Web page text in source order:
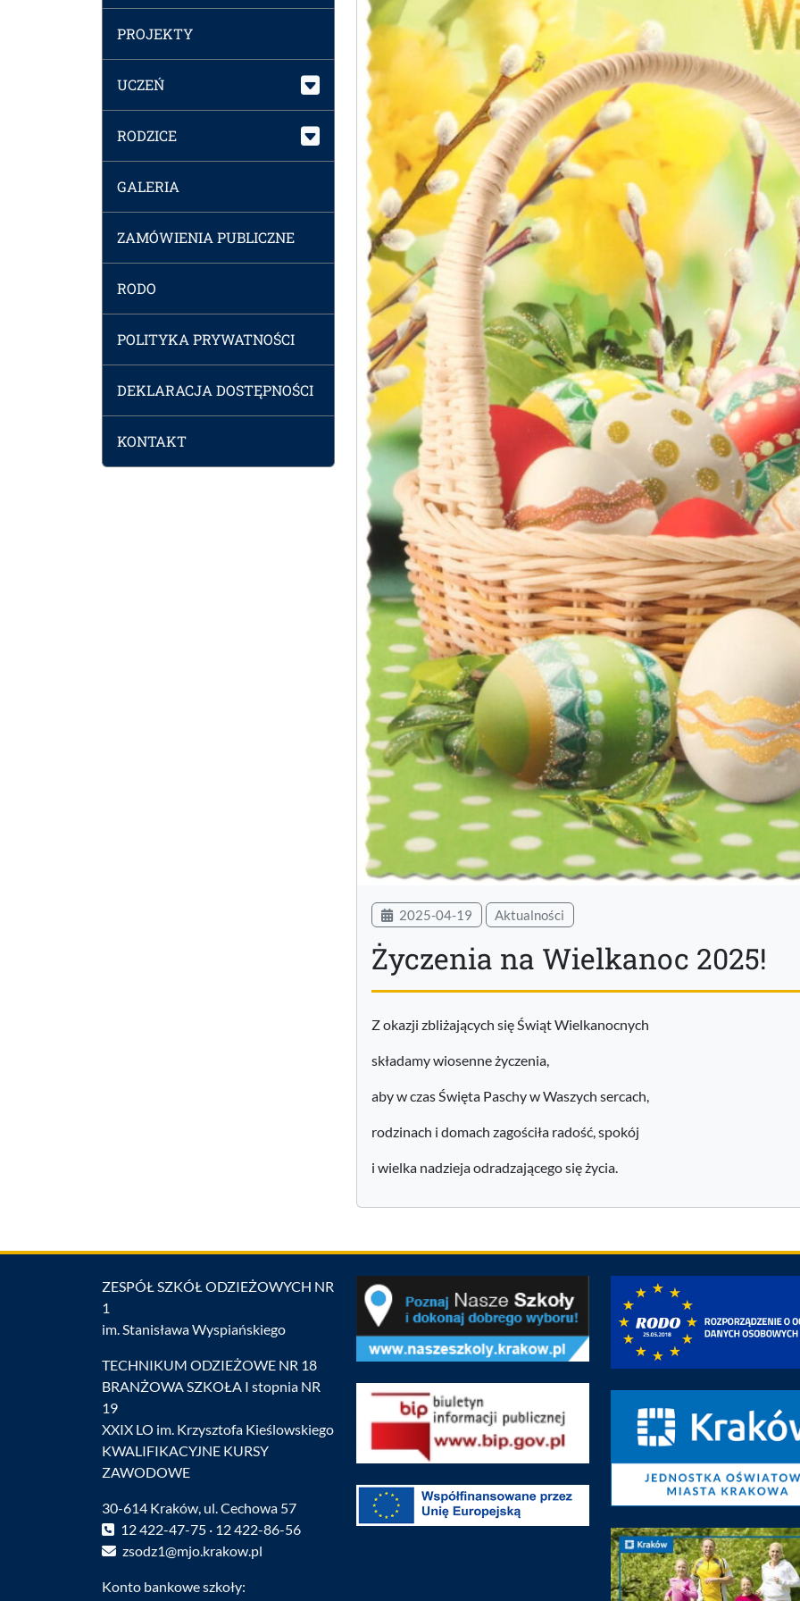
PROJEKTY
UCZEŃ
RODZICE
GALERIA
ZAMÓWIENIA PUBLICZNE
RODO
POLITYKA PRYWATNOŚCI
DEKLARACJA DOSTĘPNOŚCI
KONTAKT
2025-04-19 Aktualności
Życzenia na Wielkanoc 2025!
Z okazji zbliżających się Świąt Wielkanocnych
składamy wiosenne życzenia,
aby w czas Święta Paschy w Waszych sercach,
rodzinach i domach zagościła radość, spokój
i wielka nadzieja odradzającego się życia.
ZESPÓŁ SZKÓŁ ODZIEŻOWYCH NR
1
im. Stanisława Wyspiańskiego
TECHNIKUM ODZIEŻOWE NR 18
BRANŻOWA SZKOŁA I stopnia NR
19
XXIX LO im. Krzysztofa Kieślowskiego
KWALIFIKACYJNE KURSY
ZAWODOWE
30-614 Kraków, ul. Cechowa 57
12 422-47-75 · 12 422-86-56
zsodz1@mjo.krakow.pl
Konto bankowe szkoły: